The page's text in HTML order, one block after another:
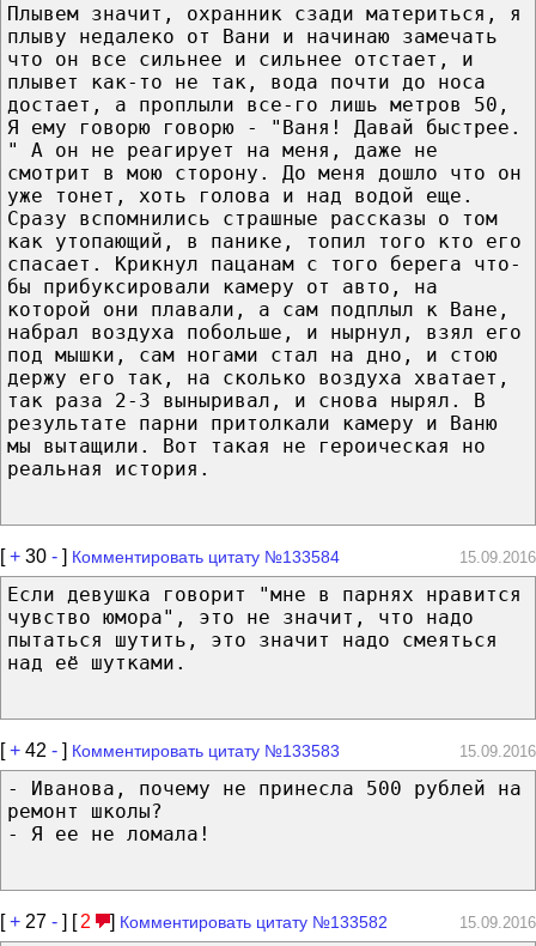
Плывем значит, охранник сзади материться, я
плыву недалеко от Вани и начинаю замечать
что он все сильнее и сильнее отстает, и
плывет как-то не так, вода почти до носа
достает, а проплыли все-го лишь метров 50,
Я ему говорю говорю - "Ваня! Давай быстрее.
" А он не реагирует на меня, даже не
смотрит в мою сторону. До меня дошло что он
уже тонет, хоть голова и над водой еще.
Сразу вспомнились страшные рассказы о том
как утопающий, в панике, топил того кто его
спасает. Крикнул пацанам с того берега что-
бы прибуксировали камеру от авто, на
которой они плавали, а сам подплыл к Ване,
набрал воздуха побольше, и нырнул, взял его
под мышки, сам ногами стал на дно, и стою
держу его так, на сколько воздуха хватает,
так раза 2-3 выныривал, и снова нырял. В
результате парни притолкали камеру и Ваню
мы вытащили. Вот такая не героическая но
реальная история.
[+ 30 - ] Комментировать цитату №133584 15.09.2016
Если девушка говорит "мне в парнях нравится
чувство юмора", это не значит, что надо
пытаться шутить, это значит надо смеяться
над её шутками.
[+ 42 - ] Комментировать цитату №133583 15.09.2016
- Иванова, почему не принесла 500 рублей на
ремонт школы?
- Я ее не ломала!
[+ 27 - ] [ 2 ] Комментировать цитату №133582 15.09.2016